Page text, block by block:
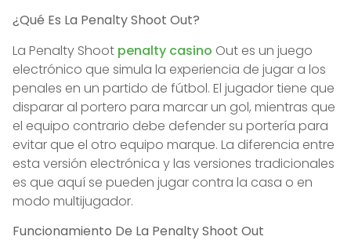
¿Qué Es La Penalty Shoot Out?
La Penalty Shoot penalty casino Out es un juego
electrónico que simula la experiencia de jugar a los
penales en un partido de fútbol. El jugador tiene que
disparar al portero para marcar un gol, mientras que
el equipo contrario debe defender su portería para
evitar que el otro equipo marque. La diferencia entre
esta versión electrónica y las versiones tradicionales
es que aquí se pueden jugar contra la casa o en
modo multijugador.
Funcionamiento De La Penalty Shoot Out